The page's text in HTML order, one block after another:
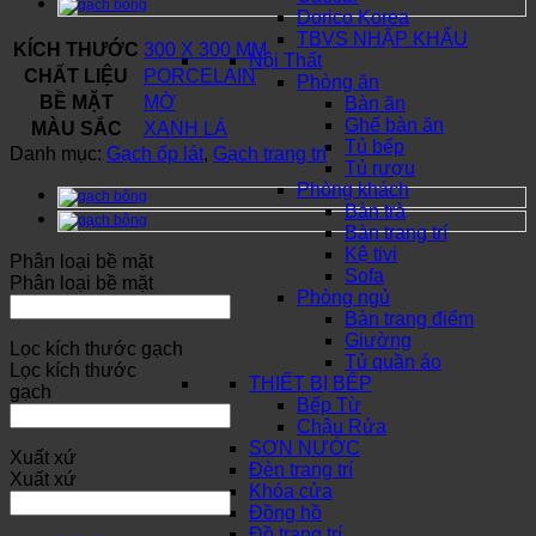
Dorico Korea
TBVS NHẬP KHẨU
Nội Thất
Phòng ăn
Bàn ăn
Ghế bàn ăn
Tủ bếp
Tủ rượu
Phòng khách
Bàn trà
Bàn trang trí
Kệ tivi
Sofa
Phòng ngủ
Bàn trang điểm
Giường
Tủ quần áo
THIẾT BỊ BẾP
Bếp Từ
Chậu Rửa
SƠN NƯỚC
Đèn trang trí
Khóa cửa
Đồng hồ
KÍCH THƯỚC 300 X 300 MM
CHẤT LIỆU
PORCELAIN
BỀ MẶT
MỜ
MÀU SẮC
XANH LÁ
Danh mục: Gạch ốp lát, Gạch trang trí
Phân loại bề mặt
Phân loại bề mặt
Lọc kích thước gạch
Lọc kích thước
gạch
Xuất xứ
Xuất xứ